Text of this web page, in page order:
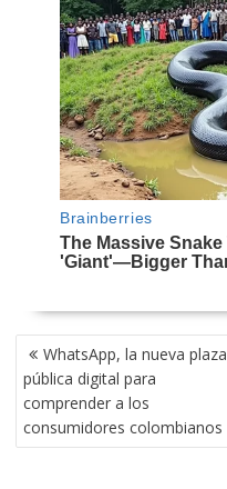
NAVEGACIÓN
DE
ENTRADAS
WhatsApp, la nueva plaza
pública digital para
comprender a los
consumidores colombianos